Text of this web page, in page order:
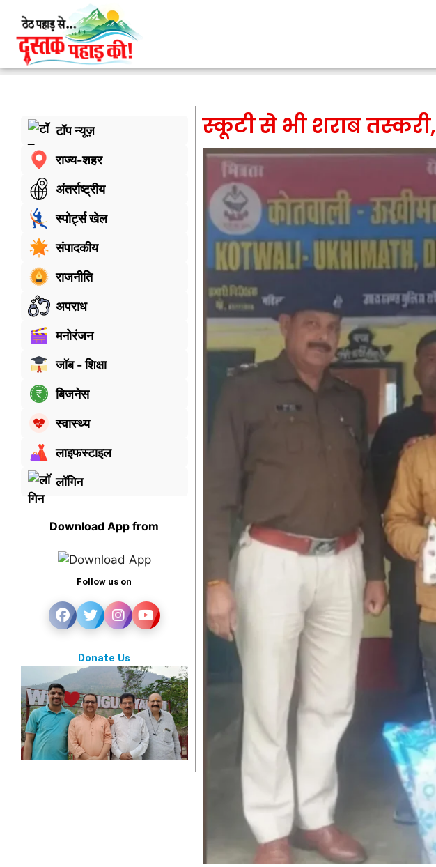
टॉप न्यूज़
राज्य-शहर
अंतर्राष्ट्रीय
स्पोर्ट्स खेल
संपादकीय
राजनीति
अपराध
मनोरंजन
जॉब - शिक्षा
बिजनेस
स्वास्थ्य
लाइफस्टाइल
लॉगिन
Download App from
Follow us on
Donate Us
स्कूटी से भी शराब तस्करी,